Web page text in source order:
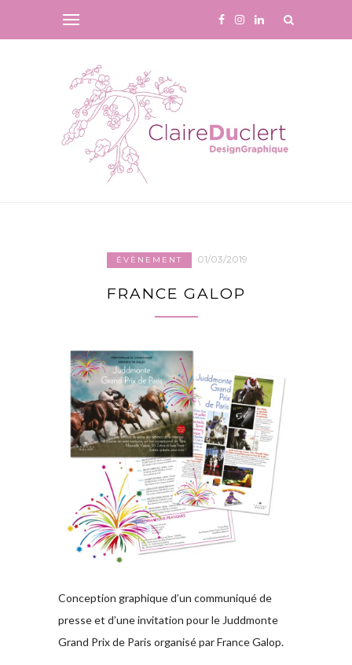
ÉVÈNEMENT 01/03/2019
FRANCE GALOP
Conception graphique d’un communiqué de
presse et d’une invitation pour le Juddmonte
Grand Prix de Paris organisé par France Galop.